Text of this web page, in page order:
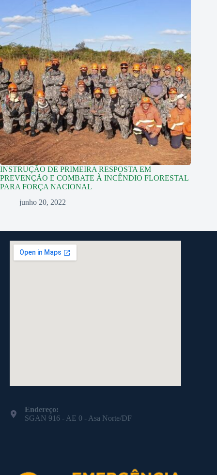
INSTRUÇÃO DE PRIMEIRA RESPOSTA EM
PREVENÇÃO E COMBATE À INCÊNDIO FLORESTAL
PARA FORÇA NACIONAL
junho 20, 2022
Endereço:
SGAN 916 - AE 0 - Asa Norte/DF